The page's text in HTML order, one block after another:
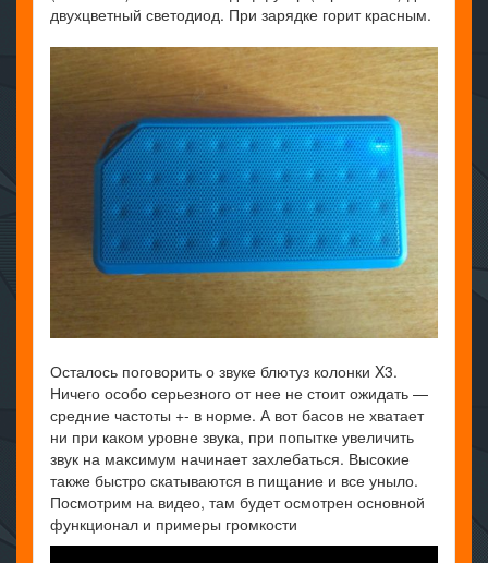
двухцветный светодиод. При зарядке горит красным.
Осталось поговорить о звуке блютуз колонки X3.
Ничего особо серьезного от нее не стоит ожидать —
средние частоты +- в норме. А вот басов не хватает
ни при каком уровне звука, при попытке увеличить
звук на максимум начинает захлебаться. Высокие
также быстро скатываются в пищание и все уныло.
Посмотрим на видео, там будет осмотрен основной
функционал и примеры громкости